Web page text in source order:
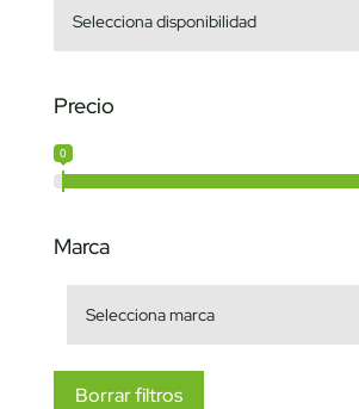
Precio
0
Marca
Borrar filtros